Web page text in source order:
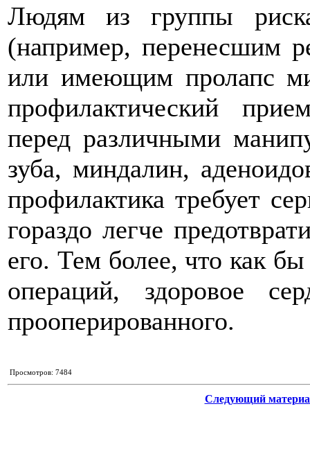
Людям из группы
(например, перенесшим
или имеющим пролапс
профилактический
перед различными
зуба, миндалин,
профилактика требует
гораздо легче
его. Тем более, что как
операций, здоровое
прооперированного.
Просмотров: 7484
Следующий